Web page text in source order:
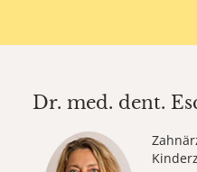
Dr. med. dent.